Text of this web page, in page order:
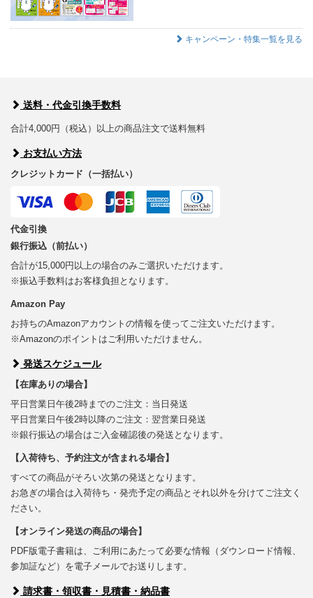
キャンペーン・特集一覧を見る
送料・代金引換手数料
合計4,000円（税込）以上の商品注文で送料無料
お支払い方法
クレジットカード（一括払い）
代金引換
銀行振込（前払い）
合計が15,000円以上の場合のみご選択いただけます。
※振込手数料はお客様負担となります。
Amazon Pay
お持ちのAmazonアカウントの情報を使ってご注文いただけます。
※Amazonのポイントはご利用いただけません。
発送スケジュール
【在庫ありの場合】
平日営業日午後2時までのご注文：当日発送
平日営業日午後2時以降のご注文：翌営業日発送
※銀行振込の場合はご入金確認後の発送となります。
【入荷待ち、予約注文が含まれる場合】
すべての商品がそろい次第の発送となります。
お急ぎの場合は入荷待ち・発売予定の商品とそれ以外を分けてご注文く
ださい。
【オンライン発送の商品の場合】
PDF版電子書籍は、ご利用にあたって必要な情報（ダウンロード情報、
参加証など）を電子メールでお送りします。
請求書・領収書・見積書・納品書